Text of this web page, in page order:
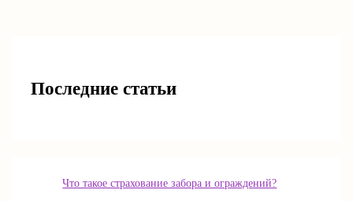
Последние статьи
Что такое страхование забора и ограждений?